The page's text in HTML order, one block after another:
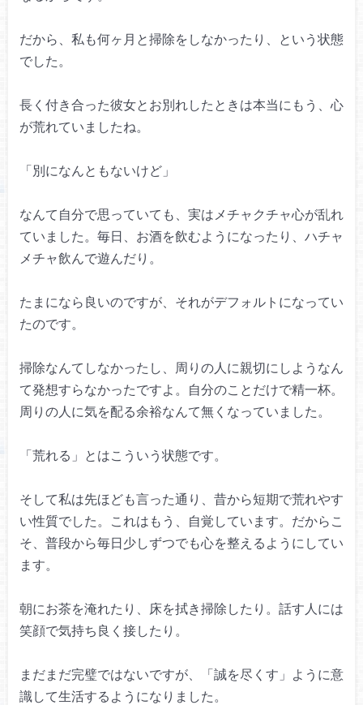
だから、私も何ヶ月と掃除をしなかったり、
という状態
でした。
長く付き合った彼女とお別れしたときは本当にもう、心
が荒れていましたね。
「別になんともないけど」
なんて自分で思っていても、 実はメチャクチャ心が乱れ
ていました。 毎日、お酒を飲むようになったり、 ハチャ
メチャ飲んで遊んだり。
たまになら良いのですが、 それがデフォルトになってい
たのです。
掃除なんてしなかったし、
周りの人に親切にしようなん
て発想すらなかったですよ。
自分のことだけで精一杯。
周りの人に気を配る余裕なんて無くなっていました。
「荒れる」とはこういう状態です。
そして私は先ほども言った通り、 昔から短期で荒れやす
い性質でした。
これはもう、自覚しています。 だからこ
そ、普段から毎日少しずつでも心を整えるようにしてい
ます。
朝にお茶を淹れたり、 床を拭き掃除したり。 話す人には
笑顔で気持ち良く接したり。
まだまだ完璧ではないですが、
「誠を尽くす」ように意
識して生活するようになりました。